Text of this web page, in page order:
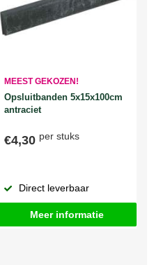
MEEST GEKOZEN!
Opsluitbanden 5x15x100cm
antraciet
€4,30 per stuks
Direct leverbaar
Meer informatie